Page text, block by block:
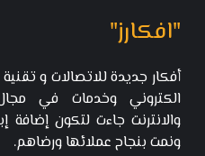
"افكارز"
أفكار جديدة للاتصالات و
الكتروني وخدمات في مجال
والانترنت جاءت لتكون إضافة
ونمت بنجاح عملائها ورضاهم.